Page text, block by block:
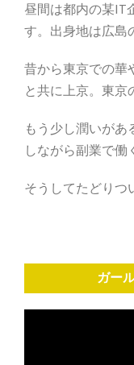
昼間は都内の某IT
す。出身地は広島
昔から東京での華
と共に上京。東京
もう少し潤いがあ
しながら副業で働
そうしてたどりつ
ガー